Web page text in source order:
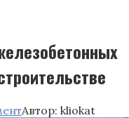
Автор: kliokat